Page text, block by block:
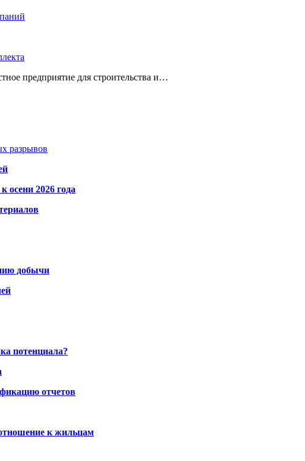
предприятие для строительства и…
разрывов
осени 2026 года
добычи
потенциала?
отчетов
к жильцам